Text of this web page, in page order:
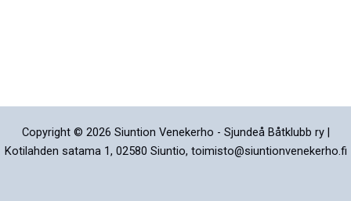
Copyright © 2026 Siuntion Venekerho - Sjundeå Båtklubb ry |
Kotilahden satama 1, 02580 Siuntio, toimisto@siuntionvenekerho.fi